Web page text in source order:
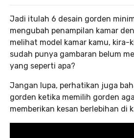
Jadi itulah 6 desain gorden
mengubah penampilan kamar
melihat model kamar kamu, kira-
sudah punya gambaran belum
yang seperti apa?
Jangan lupa, perhatikan juga
gorden ketika memilih gorden
memberikan kesan berlebihan di